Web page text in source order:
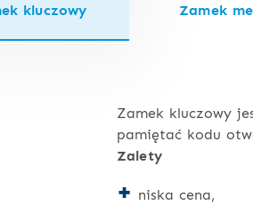
kluczowy Zamek
Zamek kluczowy
pamiętać kodu
Zalety
niska cena,